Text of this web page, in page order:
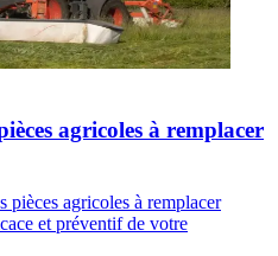
agricoles à remplacer
agricoles à remplacer
et préventif de votre